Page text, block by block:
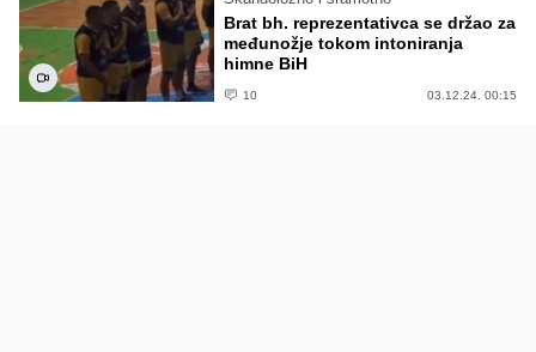
Brat bh. reprezentativca se držao za
međunožje tokom intoniranja
himne BiH
10 03.12.24. 00:15